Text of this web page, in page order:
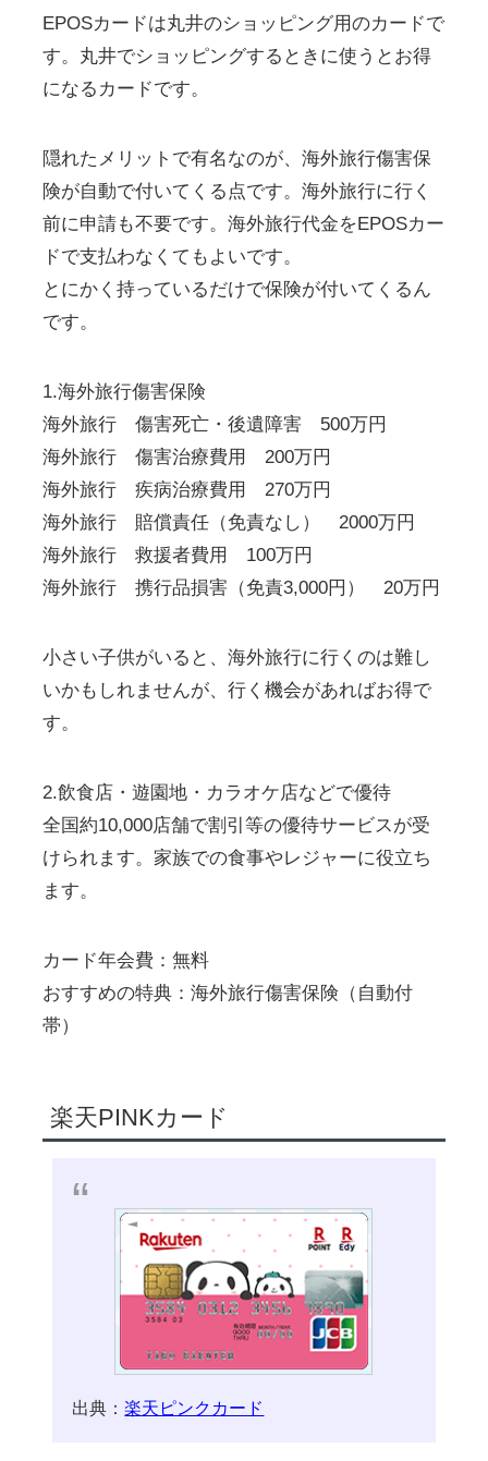
EPOSカードは丸井のショッピング用のカードで
す。丸井でショッピングするときに使うとお得
になるカードです。
隠れたメリットで有名なのが、海外旅行傷害保
険が自動で付いてくる点です。海外旅行に行く
前に申請も不要です。海外旅行代金をEPOSカー
ドで支払わなくてもよいです。
とにかく持っているだけで保険が付いてくるん
です。
1.海外旅行傷害保険
海外旅行 傷害死亡・後遺障害 500万円
海外旅行 傷害治療費用 200万円
海外旅行 疾病治療費用 270万円
海外旅行 賠償責任（免責なし） 2000万円
海外旅行 救援者費用 100万円
海外旅行 携行品損害（免責3,000円） 20万円
小さい子供がいると、海外旅行に行くのは難し
いかもしれませんが、行く機会があればお得で
す。
2.飲食店・遊園地・カラオケ店などで優待
全国約10,000店舗で割引等の優待サービスが受
けられます。家族での食事やレジャーに役立ち
ます。
カード年会費：無料
おすすめの特典：海外旅行傷害保険（自動付
帯）
楽天PINKカード
出典：楽天ピンクカード